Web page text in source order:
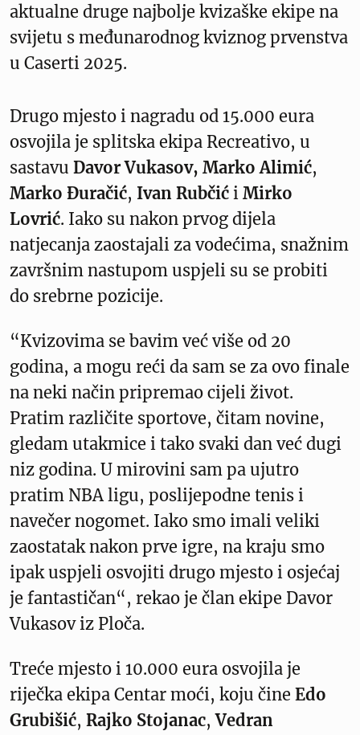
aktualne druge najbolje kvizaške ekipe na
svijetu s međunarodnog kviznog prvenstva
u Caserti 2025.
Drugo mjesto i nagradu od 15.000 eura
osvojila je splitska ekipa Recreativo, u
sastavu Davor Vukasov, Marko Alimić,
Marko Đuračić, Ivan Rubčić i Mirko
Lovrić. Iako su nakon prvog dijela
natjecanja zaostajali za vodećima, snažnim
završnim nastupom uspjeli su se probiti
do srebrne pozicije.
“Kvizovima se bavim već više od 20
godina, a mogu reći da sam se za ovo finale
na neki način pripremao cijeli život.
Pratim različite sportove, čitam novine,
gledam utakmice i tako svaki dan već dugi
niz godina. U mirovini sam pa ujutro
pratim NBA ligu, poslijepodne tenis i
navečer nogomet. Iako smo imali veliki
zaostatak nakon prve igre, na kraju smo
ipak uspjeli osvojiti drugo mjesto i osjećaj
je fantastičan“, rekao je član ekipe Davor
Vukasov iz Ploča.
Treće mjesto i 10.000 eura osvojila je
riječka ekipa Centar moći, koju čine Edo
Grubišić, Rajko Stojanac,Vedran